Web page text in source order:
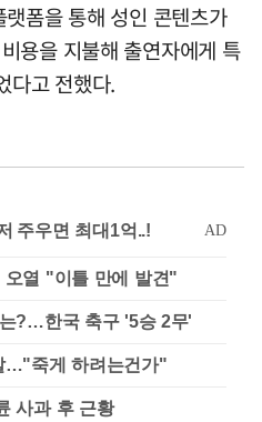
폼을 통해 성인 콘텐츠가
용을 지불해 출연자에게 특
다고 전했다.
오열 "이틀 만에 발견"
?…한국 축구 '5승 2무'
…"죽게 하려는건가"
사과 후 근황